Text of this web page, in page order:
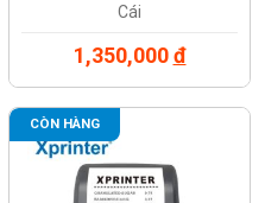
Cái
1,350,000đ
CÒN HÀNG